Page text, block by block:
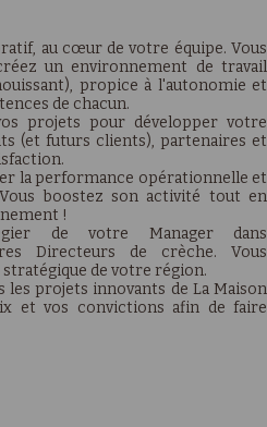
au cœur de votre équipe. Vous
un environnement de travail
propice à l'autonomie et
de chacun.
projets pour développer votre
(et futurs clients), partenaires et
la performance opérationnelle et
boostez son activité tout en
!
de votre Manager dans
Directeurs de crèche. Vous
de votre région.
les projets innovants de La Maison
et vos convictions afin de faire